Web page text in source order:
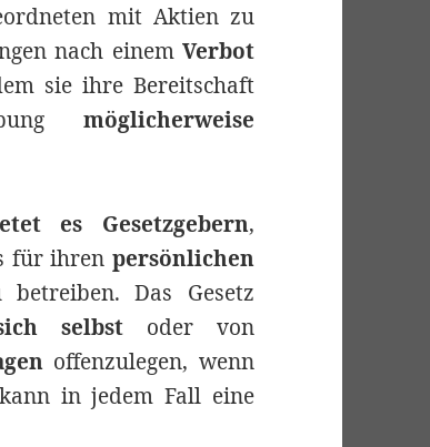
mit Aktien zu
nach einem Verbot
sie ihre Bereitschaft
möglicherweise
es Gesetzgebern,
für ihren persönlichen
Das Gesetz
selbstoder von
offenzulegen, wenn
in jedem Fall eine